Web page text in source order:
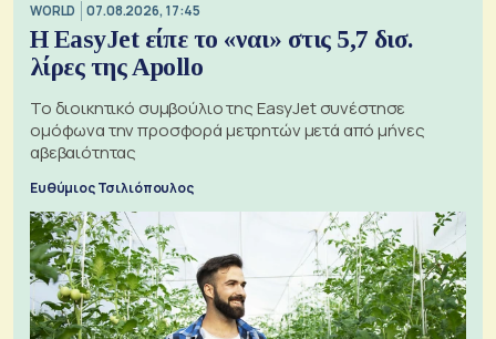
WORLD 07.08.2026, 17:45
Η EasyJet είπε το «ναι» στις 5,7 δισ.
λίρες της Apollo
Το διοικητικό συμβούλιο της EasyJet συνέστησε
ομόφωνα την προσφορά μετρητών μετά από μήνες
αβεβαιότητας
Ευθύμιος Τσιλιόπουλος